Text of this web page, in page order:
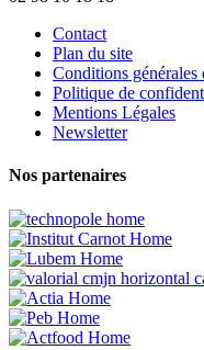
Contact
Plan du site
Conditions générales
Politique de
Mentions Légales
Newsletter
Nos partenaires